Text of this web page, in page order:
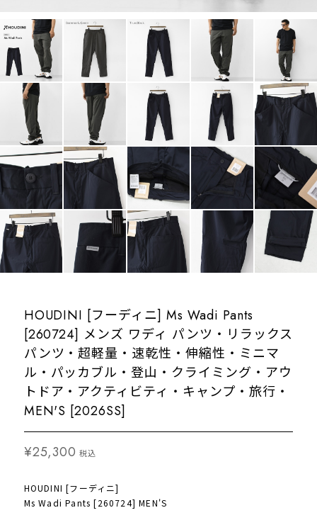
HOUDINI [フーディニ] Ms Wadi Pants
[260724] メンズ ワディ パンツ・リラックス
パンツ・超軽量・速乾性・伸縮性・ミニマ
ル・パッカブル・登山・クライミング・アウ
トドア・アクティビティ・キャンプ・旅行・
MEN'S [2026SS]
¥25,300 税込
HOUDINI [フーディニ]
Ms Wadi Pants [260724] MEN'S